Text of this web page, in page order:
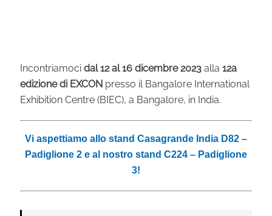
Incontriamoci dal 12 al 16 dicembre 2023 alla 12a
edizione di EXCON presso il Bangalore International
Exhibition Centre (BIEC), a Bangalore, in India.
Vi aspettiamo allo stand Casagrande India D82 –
Padiglione 2 e al nostro stand C224 – Padiglione
3!